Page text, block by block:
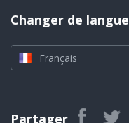
Changer de langue
Français
Partager